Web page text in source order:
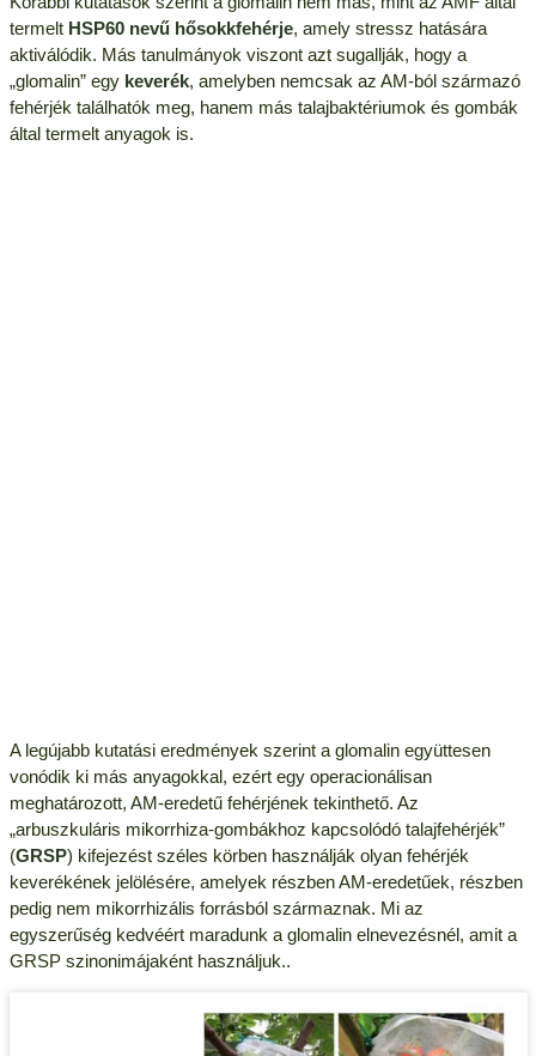
termelt HSP60 nevű hősokkfehérje, amely stressz hatására
aktiválódik. Más tanulmányok viszont azt sugallják, hogy a
„glomalin” egy keverék, amelyben nemcsak az AM-ból származó
fehérjék találhatók meg, hanem más talajbaktériumok és gombák
által termelt anyagok is.
A legújabb kutatási eredmények szerint a glomalin együttesen
vonódik ki más anyagokkal, ezért egy operacionálisan
meghatározott, AM-eredetű fehérjének tekinthető. Az
„arbuszkuláris mikorrhiza-gombákhoz kapcsolódó talajfehérjék”
(GRSP) kifejezést széles körben használják olyan fehérjék
keverékének jelölésére, amelyek részben AM-eredetűek, részben
pedig nem mikorrhizális forrásból származnak. Mi az
egyszerűség kedvéért maradunk a glomalin elnevezésnél, amit a
GRSP szinonimájaként használjuk..